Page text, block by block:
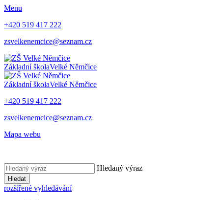
Menu
+420 519 417 222
zsvelkenemcice@seznam.cz
Základní školaVelké Němčice
Základní školaVelké Němčice
+420 519 417 222
zsvelkenemcice@seznam.cz
Mapa webu
Hledaný výraz
Hledat
rozšířené vyhledávání